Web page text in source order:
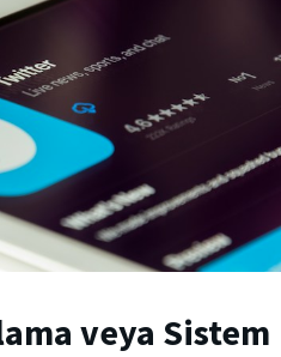
veya Sistem